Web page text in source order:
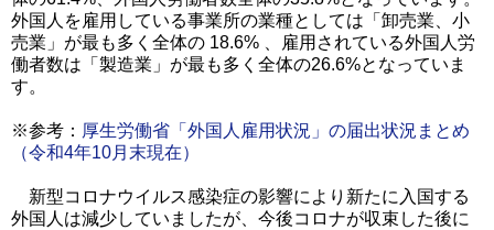
外国人を雇用している事業所の業種としては「卸売業、小
売業」が最も多く全体の 18.6% 、雇用されている外国人労
働者数は「製造業」が最も多く全体の26.6%となっていま
す。
※参考： 厚生労働省「外国人雇用状況」の届出状況まとめ
（令和4年10月末現在）
新型コロナウイルス感染症の影響により新たに入国する
外国人は減少していましたが、今後コロナが収束した後に